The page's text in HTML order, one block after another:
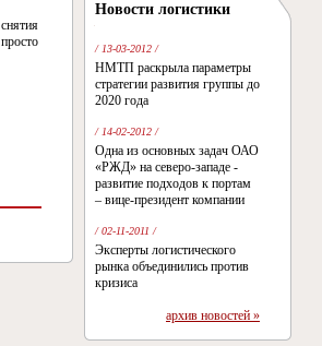
Новости логистики
/ 13-03-2012 /
НМТП раскрыла параметры
стратегии развития группы до
2020 года
/ 14-02-2012 /
Одна из основных задач ОАО
«РЖД» на северо-западе -
развитие подходов к портам
– вице-президент компании
/ 02-11-2011 /
Эксперты логистического
рынка объединились против
кризиса
архив новостей »